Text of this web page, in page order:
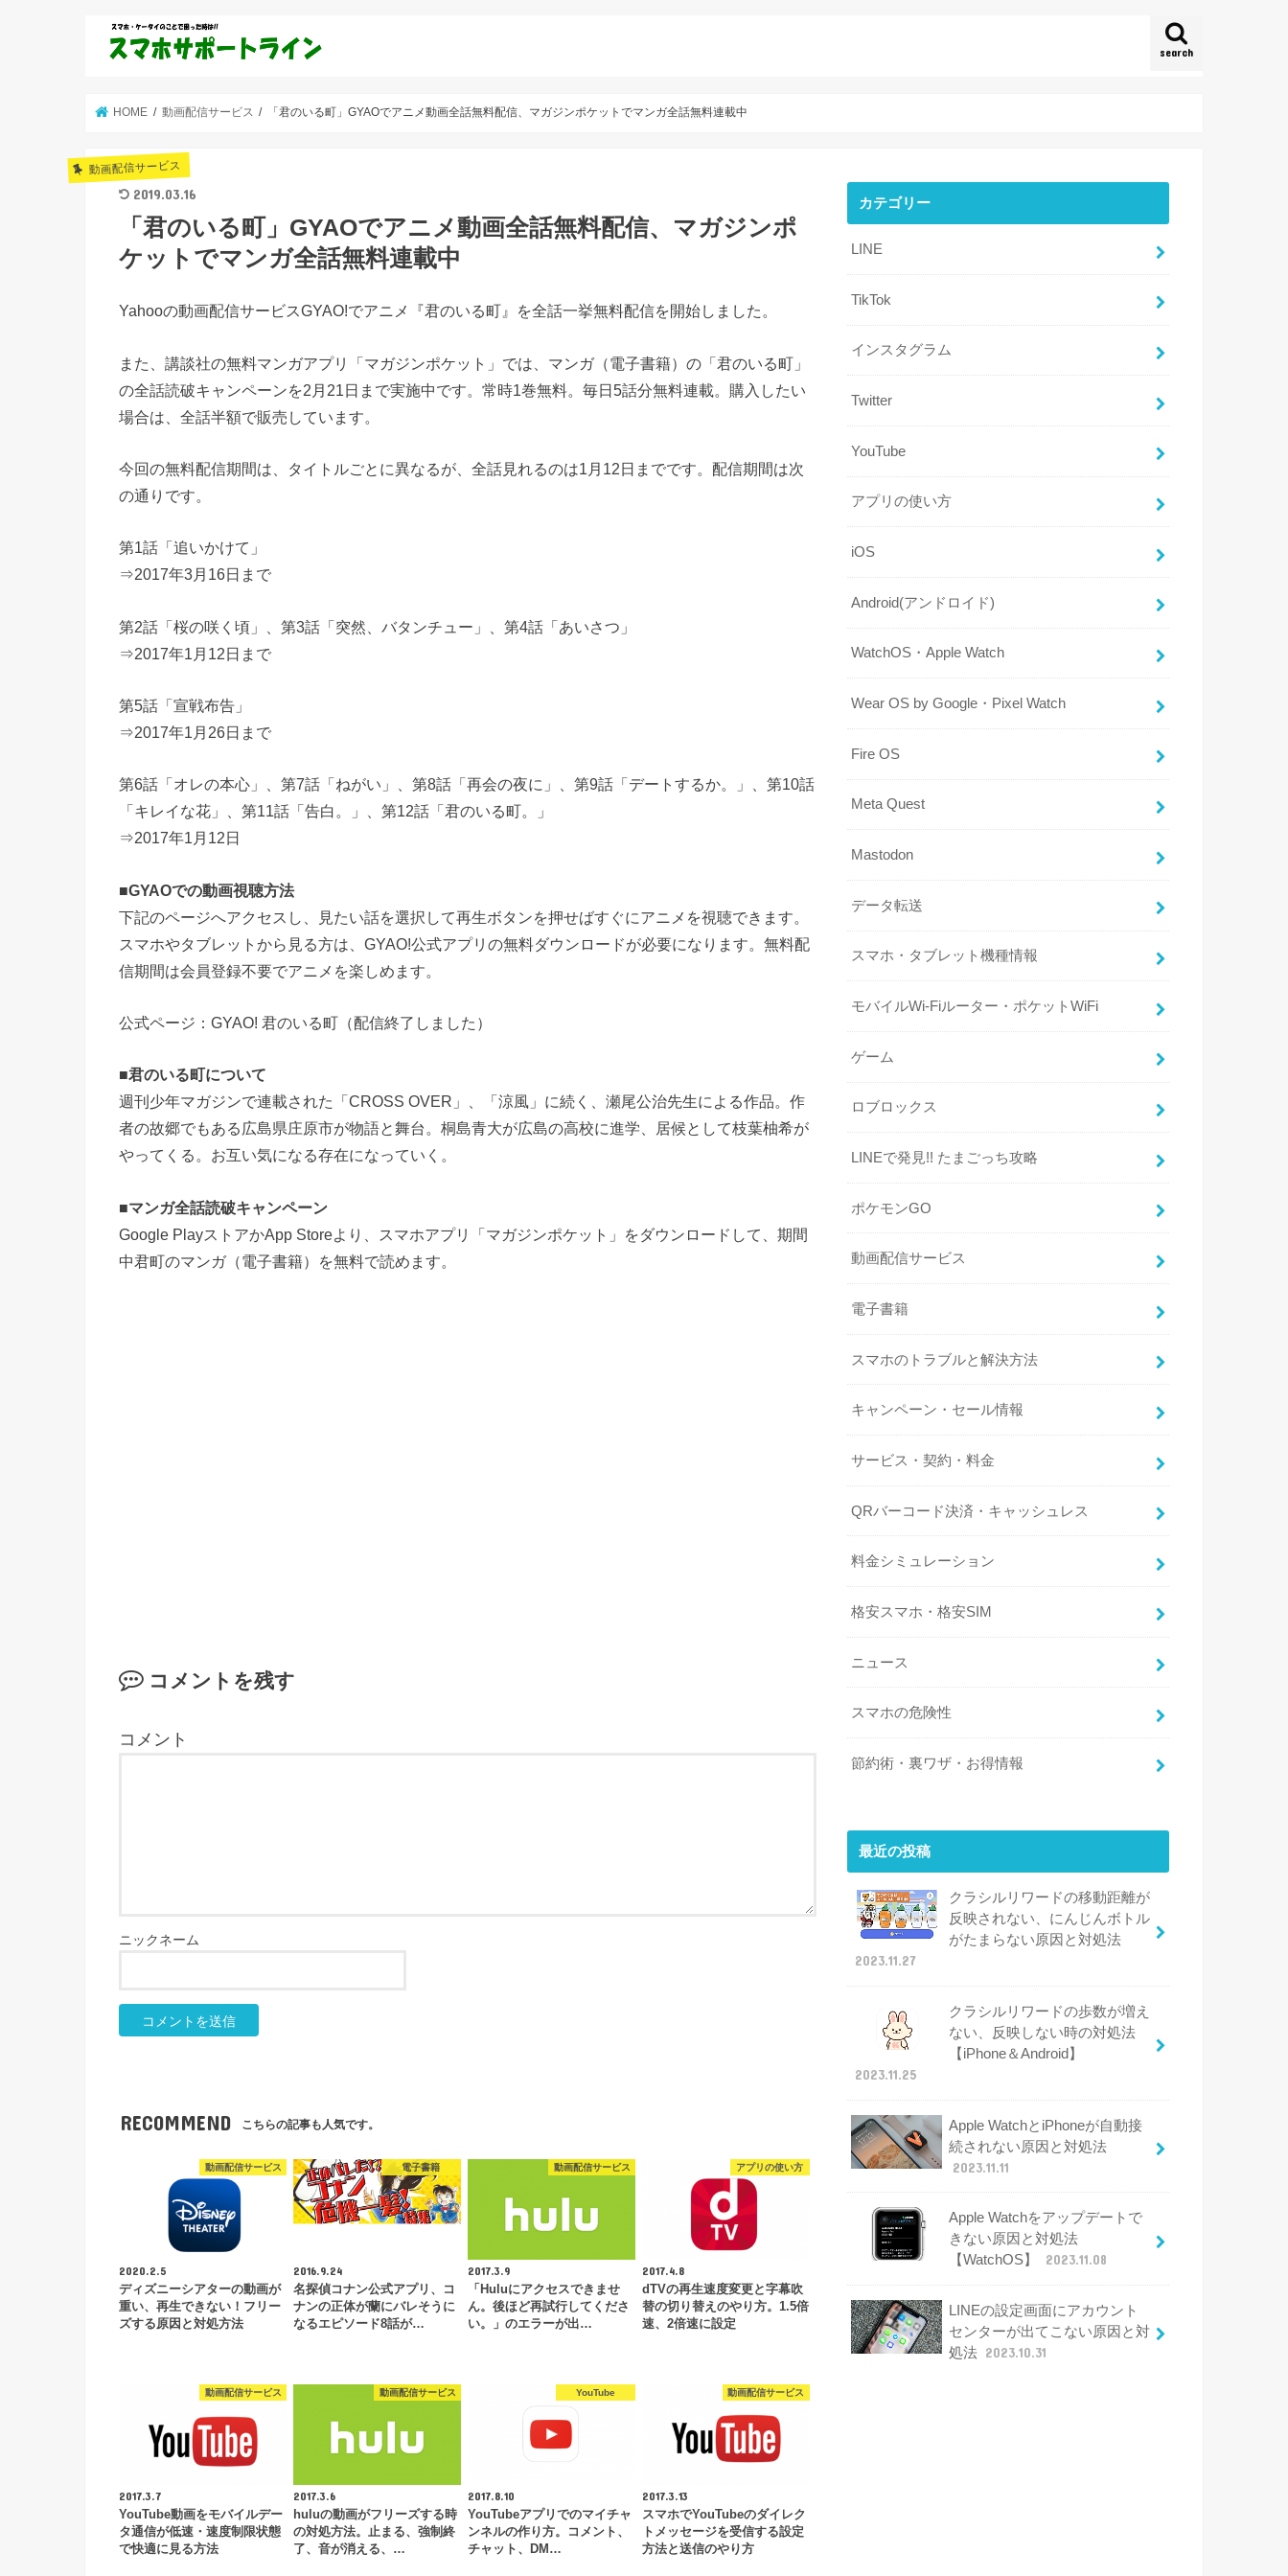
search
HOME 動画配信サービス 「君のいる町」GYAOでアニメ動画全話無料配信、マガジンポケットでマンガ全話無料連載中
動画配信サービス
2019.03.16
「君のいる町」GYAOでアニメ動画全話無料配信、マガジンポ
ケットでマンガ全話無料連載中
Yahooの動画配信サービスGYAO!でアニメ『君のいる町』を全話一挙無料配信を開始しました。
また、講談社の無料マンガアプリ「マガジンポケット」では、マンガ（電子書籍）の「君のいる町」
の全話読破キャンペーンを2月21日まで実施中です。常時1巻無料。毎日5話分無料連載。購入したい
場合は、全話半額で販売しています。
今回の無料配信期間は、タイトルごとに異なるが、全話見れるのは1月12日までです。配信期間は次
の通りです。
第1話「追いかけて」
⇒2017年3月16日まで
第2話「桜の咲く頃」、第3話「突然、バタンチュー」、第4話「あいさつ」
⇒2017年1月12日まで
第5話「宣戦布告」
⇒2017年1月26日まで
第6話「オレの本心」、第7話「ねがい」、第8話「再会の夜に」、第9話「デートするか。」、第10話
「キレイな花」、第11話「告白。」、第12話「君のいる町。」
⇒2017年1月12日
■GYAOでの動画視聴方法
下記のページへアクセスし、見たい話を選択して再生ボタンを押せばすぐにアニメを視聴できます。
スマホやタブレットから見る方は、GYAO!公式アプリの無料ダウンロードが必要になります。無料配
信期間は会員登録不要でアニメを楽しめます。
公式ページ：GYAO! 君のいる町（配信終了しました）
■君のいる町について
週刊少年マガジンで連載された「CROSS OVER」、「涼風」に続く、瀬尾公治先生による作品。作
者の故郷でもある広島県庄原市が物語と舞台。桐島青大が広島の高校に進学、居候として枝葉柚希が
やってくる。お互い気になる存在になっていく。
■マンガ全話読破キャンペーン
Google PlayストアかApp Storeより、スマホアプリ「マガジンポケット」をダウンロードして、期間
中君町のマンガ（電子書籍）を無料で読めます。
コメントを残す
RECOMMEND こちらの記事も人気です。
動画配信サービス
2020.2.5
ディズニーシアターの動画が
重い、再生できない！フリー
ズする原因と対処方法
電子書籍
2016.9.24
名探偵コナン公式アプリ、コ
ナンの正体が蘭にバレそうに
なるエピソード8話が…
動画配信サービス
2017.3.9
「Huluにアクセスできませ
ん。後ほど再試行してくださ
い。」のエラーが出…
アプリの使い方
2017.4.8
dTVの再生速度変更と字幕吹
替の切り替えのやり方。1.5倍
速、2倍速に設定
動画配信サービス
2017.3.7
YouTube動画をモバイルデー
タ通信が低速・速度制限状態
で快適に見る方法
動画配信サービス
2017.3.6
huluの動画がフリーズする時
の対処方法。止まる、強制終
了、音が消える、…
YouTube
2017.8.10
YouTubeアプリでのマイチャ
ンネルの作り方。コメント、
チャット、DM…
動画配信サービス
2017.3.13
スマホでYouTubeのダイレク
トメッセージを受信する設定
方法と送信のやり方
カテゴリー
LINE
TikTok
インスタグラム
Twitter
YouTube
アプリの使い方
iOS
Android(アンドロイド)
WatchOS・Apple Watch
Wear OS by Google・Pixel Watch
Fire OS
Meta Quest
Mastodon
データ転送
スマホ・タブレット機種情報
モバイルWi-Fiルーター・ポケットWiFi
ゲーム
ロブロックス
LINEで発見!! たまごっち攻略
ポケモンGO
動画配信サービス
電子書籍
スマホのトラブルと解決方法
キャンペーン・セール情報
サービス・契約・料金
QRバーコード決済・キャッシュレス
料金シミュレーション
格安スマホ・格安SIM
ニュース
スマホの危険性
節約術・裏ワザ・お得情報
最近の投稿
クラシルリワードの移動距離が
反映されない、にんじんボトル
がたまらない原因と対処法
2023.11.27
クラシルリワードの歩数が増え
ない、反映しない時の対処法
【iPhone＆Android】
2023.11.25
Apple WatchとiPhoneが自動接
続されない原因と対処法
2023.11.11
Apple Watchをアップデートで
きない原因と対処法
【WatchOS】
2023.11.08
LINEの設定画面にアカウント
センターが出てこない原因と対
処法 2023.10.31